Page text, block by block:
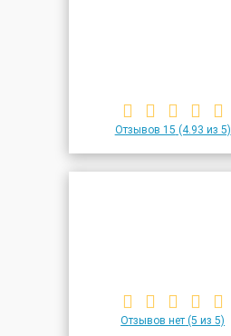
Отзывов 15 (4.93 из 5)
Отзывов нет (5 из 5)